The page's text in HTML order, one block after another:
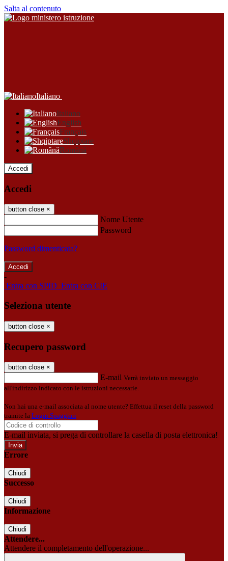
Salta al contenuto
Italiano
Italiano
English
Français
Shqiptare
Română
Accedi
Accedi
button close ×
Nome Utente
Password
Password dimenticata?
-
Entra con SPID Entra con CIE
Seleziona utente
button close ×
Recupero password
button close ×
E-mail Verrà inviato un messaggio
all'indirizzo indicato con le istruzioni necessarie.
Non hai una e-mail associata al nome utente? Effettua il reset della password
tramite la Login Spaggiari
E-mail inviata, si prega di controllare la casella di posta elettronica!
Errore
Chiudi
Successo
Chiudi
Informazione
Chiudi
Attendere...
Attendere il completamento dell'operazione...